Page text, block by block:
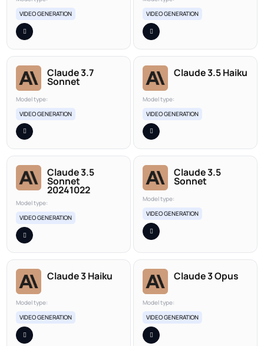
VIDEO GENERATION
VIDEO GENERATION
Claude 3.7
Sonnet
Model type:
VIDEO GENERATION
Claude 3.5 Haiku
Model type:
VIDEO GENERATION
Claude 3.5
Sonnet
20241022
Model type:
VIDEO GENERATION
Claude 3.5
Sonnet
Model type:
VIDEO GENERATION
Claude 3 Haiku
Model type:
VIDEO GENERATION
Claude 3 Opus
Model type:
VIDEO GENERATION